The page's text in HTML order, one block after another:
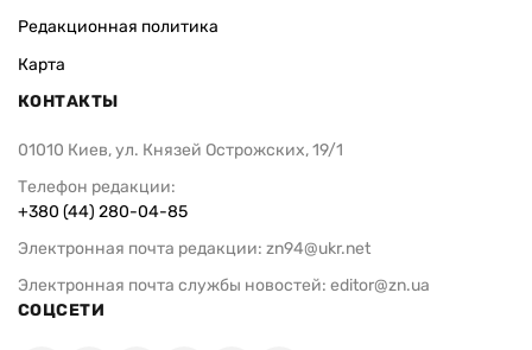
Редакционная политика
Карта
КОНТАКТЫ
01010 Киев, ул. Князей Острожских, 19/1
Телефон редакции:
+380 (44) 280-04-85
Электронная почта редакции: zn94@ukr.net
Электронная почта службы новостей: editor@zn.ua
СОЦСЕТИ